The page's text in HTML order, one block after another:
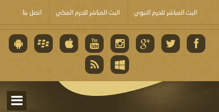
البث المباشر للحرم النبوي البث المباشر للحرم المكي اتصل بنا